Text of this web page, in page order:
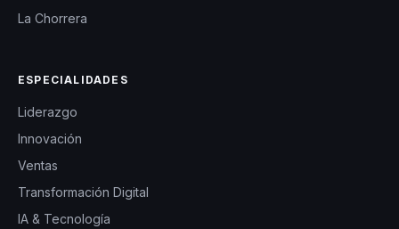
La Chorrera
ESPECIALIDADES
Liderazgo
Innovación
Ventas
Transformación Digital
IA & Tecnología